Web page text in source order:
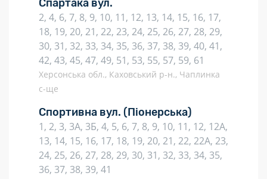
Спартака вул.
2, 4, 6, 7, 8, 9, 10, 11, 12, 13, 14, 15, 16, 17,
18, 19, 20, 21, 22, 23, 24, 25, 26, 27, 28, 29,
30, 31, 32, 33, 34, 35, 36, 37, 38, 39, 40, 41,
42, 43, 45, 47, 49, 51, 53, 55, 57, 59, 61
Херсонська обл., Каховський р-н., Чаплинка
с-ще
Спортивна вул. (Піонерська)
1, 2, 3, 3А, 3Б, 4, 5, 6, 7, 8, 9, 10, 11, 12, 12А,
13, 14, 15, 16, 17, 18, 19, 20, 21, 22, 22А, 23,
24, 25, 26, 27, 28, 29, 30, 31, 32, 33, 34, 35,
36, 37, 38, 39, 41